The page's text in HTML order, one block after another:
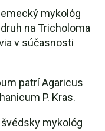
mykológ
na Tricholoma
v súčasnosti
patrí Agaricus
P. Kras.
mykológ